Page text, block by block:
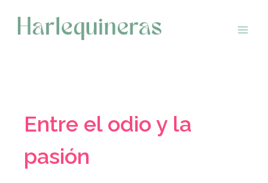
contenido
Entre el odio y la
pasión